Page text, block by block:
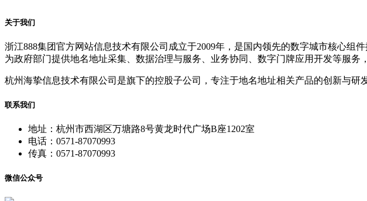
关于我们
浙江888集团官方网站信息技术有限公司成立于2009年，是国内领先的数字城市核心
为政府部门提供地名地址采集、数据治理与服务、业务协同、数字门牌应用开发等服务
杭州海挚信息技术有限公司是旗下的控股子公司，专注于地名地址相关产品的创新与研发
联系我们
地址：杭州市西湖区万塘路8号黄龙时代广场B座1202室
电话：0571-87070993
传真：0571-87070993
微信公众号